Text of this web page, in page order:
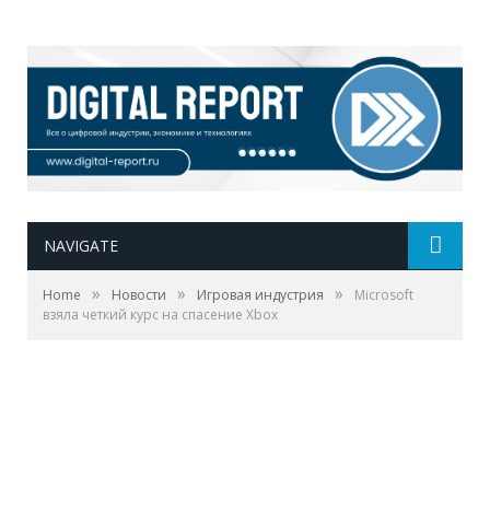
NAVIGATE
Home » Новости » Игровая индустрия »
Microsoft
взяла четкий курс на спасение Xbox